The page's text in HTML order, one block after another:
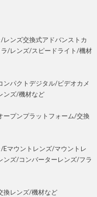
ンズ交換式アドバンストカ
/レンズ/スピードライト/機材
パクトデジタル/ビデオカメ
ンズ/機材など
プンプラットフォーム/交換
マウントレンズ/マウントレ
ズ/コンバーターレンズ/フラ
換レンズ/機材など